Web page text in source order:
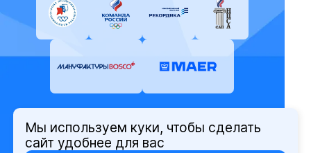
© Олимпийский комитет России,
Мы используем куки, чтобы сделать
сайт удобнее для вас